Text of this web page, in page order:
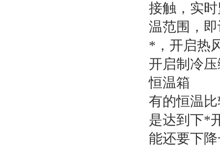
接触，实
温范围，
*，开启热
开启制冷
恒温箱
有的恒温
是达到下*
能还要下